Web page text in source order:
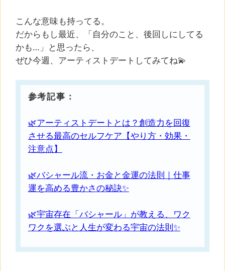
こんな意味も持ってる。
だからもし最近、「自分のこと、後回しにしてる
かも…」と思ったら、
ぜひ今週、アーティストデートしてみてね💫
参考記事：
🌿アーティストデートとは？創造力を回復
させる最高のセルフケア【やり方・効果・
注意点】
🌿バシャール流・お金と金運の法則｜仕事
運を高める豊かさの秘訣✨
🌿宇宙存在「バシャール」が教える、ワク
ワクを選ぶと人生が変わる宇宙の法則✨